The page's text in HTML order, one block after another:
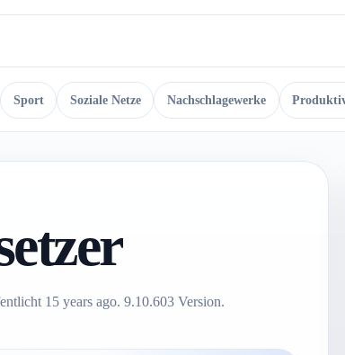
Sport Soziale Netze Nachschlagewerke
15 years ago. 9.10.603 Version.